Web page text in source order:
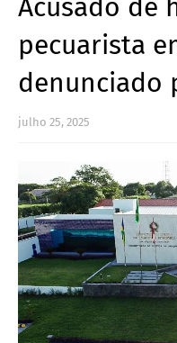
Acusado de
pecuarista
denunciado
julho 25, 2025